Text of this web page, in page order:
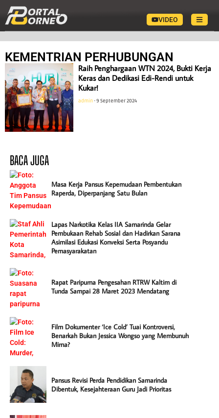
VIDEO
KEMENTRIAN PERHUBUNGAN
Raih Penghargaan WTN 2024, Bukti Kerja
Keras dan Dedikasi Edi-Rendi untuk
Kukar!
admin 9 September 2024
BACA JUGA
Masa Kerja Pansus Kepemudaan Pembentukan
Raperda, Diperpanjang Satu Bulan
Lapas Narkotika Kelas IIA Samarinda Gelar
Pembukaan Rehab Sosial dan Hadirkan Sarana
Asimilasi Edukasi Konveksi Serta Posyandu
Pemasyarakatan
Rapat Paripurna Pengesahan RTRW Kaltim di
Tunda Sampai 28 Maret 2023 Mendatang
Film Dokumenter ‘Ice Cold’ Tuai Kontroversi,
Benarkah Bukan Jessica Wongso yang Membunuh
Mirna?
Pansus Revisi Perda Pendidikan Samarinda
Dibentuk, Kesejahteraan Guru Jadi Prioritas